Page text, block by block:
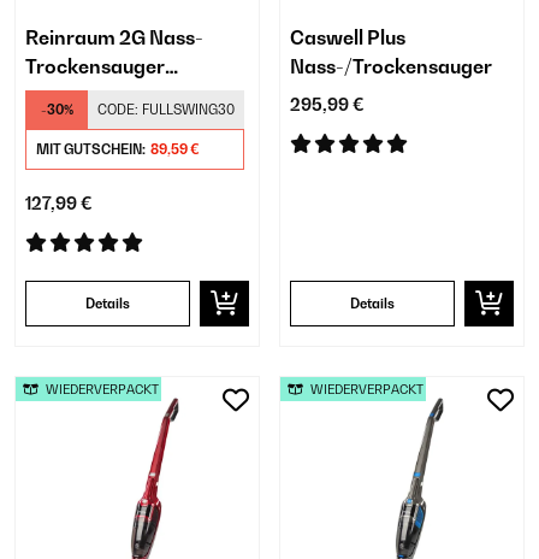
Reinraum 2G Nass-
Trockensauger
Teppichreiniger
-30% CODE: FULLSWING30
MIT GUTSCHEIN: 89,59 €
127,99 €
Details
Caswell Plus
Nass-/Trockensauger
295,99 €
Details
WIEDERVERPACKT WIEDERVERPACKT